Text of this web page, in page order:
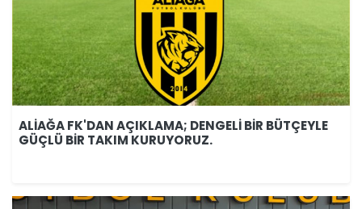
ALİAĞA FK'DAN AÇIKLAMA; DENGELİ BİR BÜTÇEYLE
GÜÇLÜ BİR TAKIM KURUYORUZ.